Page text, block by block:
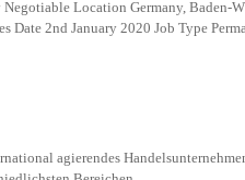
Location Germany, Baden-
Date 2nd January 2020 Job Type
agierendes